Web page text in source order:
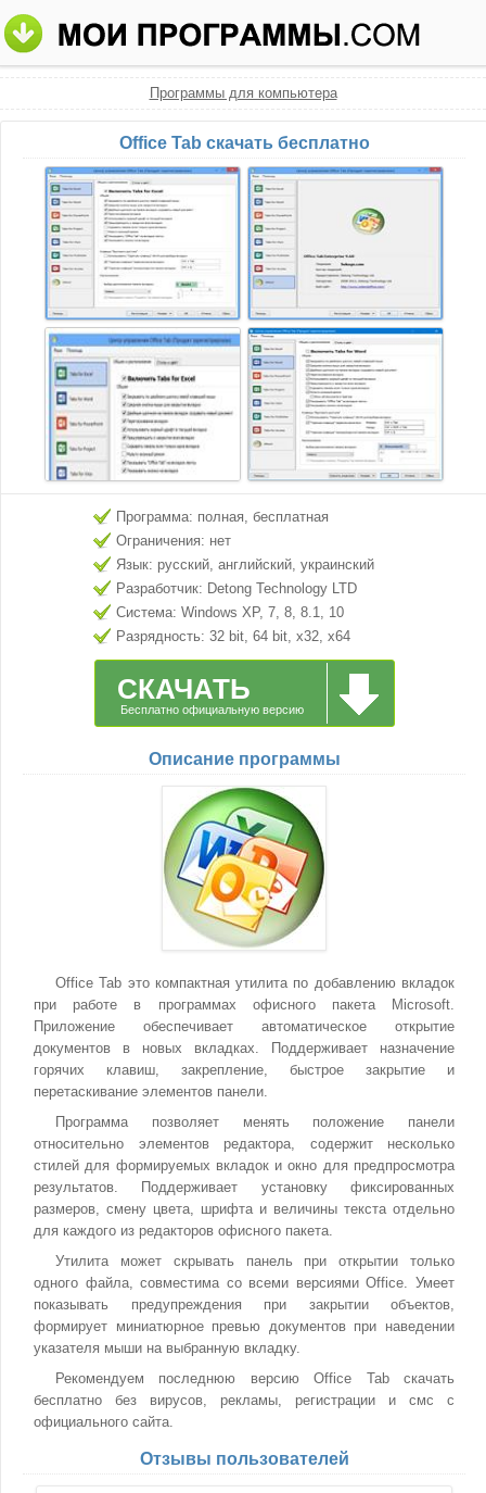
Программы для компьютера
Office Tab скачать бесплатно
Программа: полная, бесплатная
Ограничения: нет
Язык: русский, английский, украинский
Разработчик: Detong Technology LTD
Система: Windows XP, 7, 8, 8.1, 10
Разрядность: 32 bit, 64 bit, x32, x64
СКАЧАТЬ
Бесплатно официальную версию
Описание программы
Office Tab это компактная утилита по добавлению вкладок
при работе в программах офисного пакета Microsoft.
Приложение обеспечивает автоматическое открытие
документов в новых вкладках. Поддерживает назначение
горячих клавиш, закрепление, быстрое закрытие и
перетаскивание элементов панели.
Программа позволяет менять положение панели
относительно элементов редактора, содержит несколько
стилей для формируемых вкладок и окно для предпросмотра
результатов. Поддерживает установку фиксированных
размеров, смену цвета, шрифта и величины текста отдельно
для каждого из редакторов офисного пакета.
Утилита может скрывать панель при открытии только
одного файла, совместима со всеми версиями Office. Умеет
показывать предупреждения при закрытии объектов,
формирует миниатюрное превью документов при наведении
указателя мыши на выбранную вкладку.
Рекомендуем последнюю версию Office Tab скачать
бесплатно без вирусов, рекламы, регистрации и смс с
официального сайта.
Отзывы пользователей